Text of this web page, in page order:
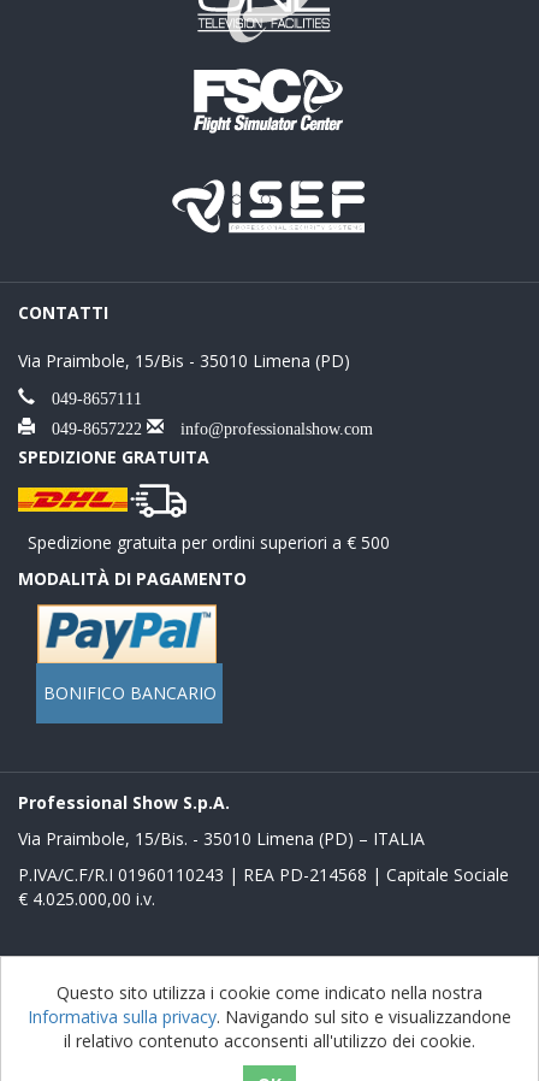
CONTATTI
Via Praimbole, 15/Bis - 35010 Limena (PD)
049-8657111
049-8657222
info@professionalshow.com
SPEDIZIONE GRATUITA
Spedizione gratuita per ordini superiori a € 500
MODALITÀ DI PAGAMENTO
BONIFICO BANCARIO
Professional Show S.p.A.
Via Praimbole, 15/Bis. - 35010 Limena (PD) – ITALIA
P.IVA/C.F/R.I 01960110243 | REA PD-214568 | Capitale Sociale
€ 4.025.000,00 i.v.
Powered bynopCommerce
Copyright © 2026 Store Proshow. Tutti i diritti riservati
nopAccelerate Noble Theme
Questo sito utilizza i cookie come indicato nella nostra
Informativa sulla privacy. Navigando sul sito e visualizzandone
il relativo contenuto acconsenti all'utilizzo dei cookie.